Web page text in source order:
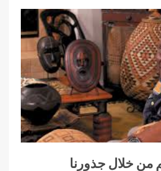
من خلال جذورنا